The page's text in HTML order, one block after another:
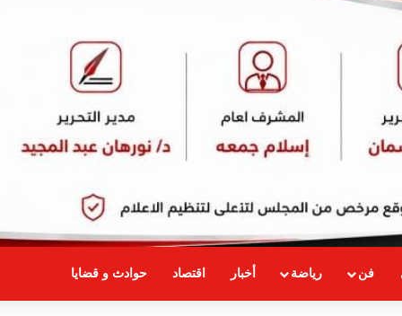
فن رياضة أخبار اقتصاد حوادث و قضايا